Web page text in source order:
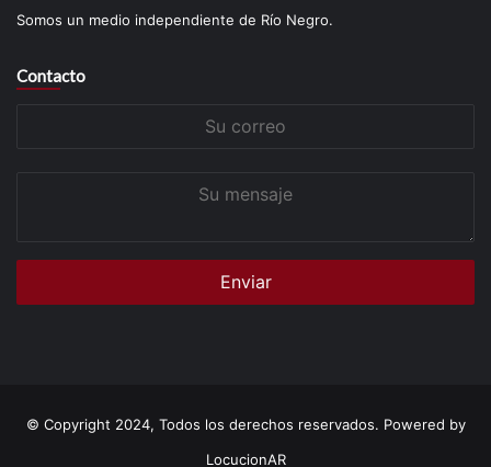
Somos un medio independiente de Río Negro.
Contacto
© Copyright 2024, Todos los derechos reservados. Powered by
LocucionAR